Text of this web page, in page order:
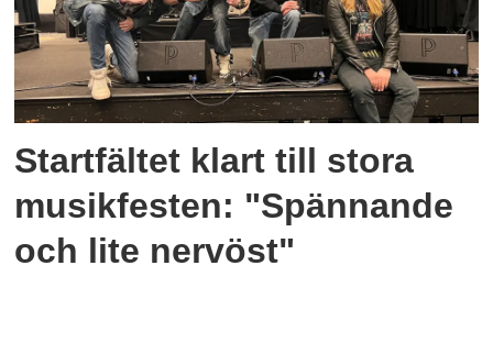
Startfältet klart till stora
musikfesten: "Spännande
och lite nervöst"